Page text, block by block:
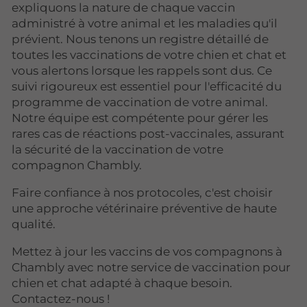
expliquons la nature de chaque vaccin
administré à votre animal et les maladies qu'il
prévient. Nous tenons un registre détaillé de
toutes les vaccinations de votre chien et chat et
vous alertons lorsque les rappels sont dus. Ce
suivi rigoureux est essentiel pour l'efficacité du
programme de vaccination de votre animal.
Notre équipe est compétente pour gérer les
rares cas de réactions post-vaccinales, assurant
la sécurité de la vaccination de votre
compagnon Chambly.
Faire confiance à nos protocoles, c'est choisir
une approche vétérinaire préventive de haute
qualité.
Mettez à jour les vaccins de vos compagnons à
Chambly avec notre service de vaccination pour
chien et chat adapté à chaque besoin.
Contactez-nous !